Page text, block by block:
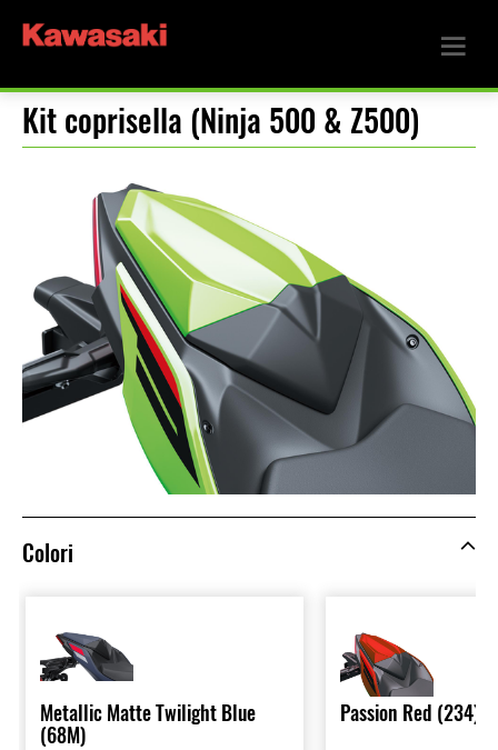
Kit coprisella (Ninja 500 & Z500)
Colori
Metallic Matte Twilight Blue
(68M)
Passion Red (234)